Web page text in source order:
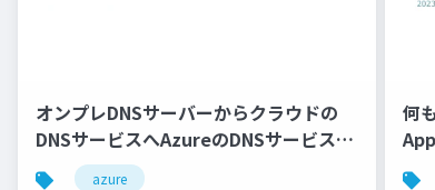
オンプレDNSサーバーからクラウドの
DNSサービスへAzureのDNSサービスを
うまく活用しよう
azure
何